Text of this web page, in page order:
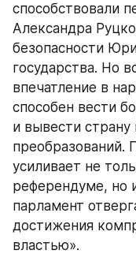
способствовали
Александра
безопасности
государства. Но
впечатление в
способен вести
и вывести
преобразований.
усиливает не
референдуме, но
парламент
достижения
властью».